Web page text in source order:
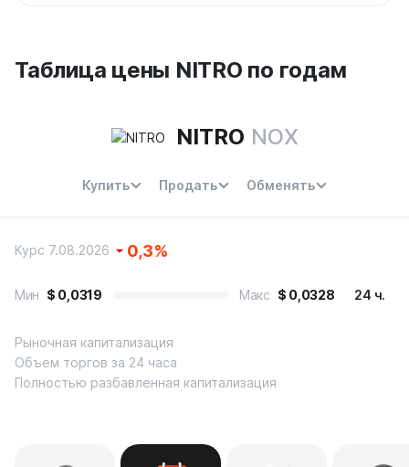
Таблица цены NITRO по годам
NITRO NOX
Купить Продать Обменять
Курс 7.08.2026 0,3%
Мин $ 0,0319 Макс $ 0,0328 24 ч.
Рыночная капитализация
Объем торгов за 24 часа
Полностью разбавленная капитализация